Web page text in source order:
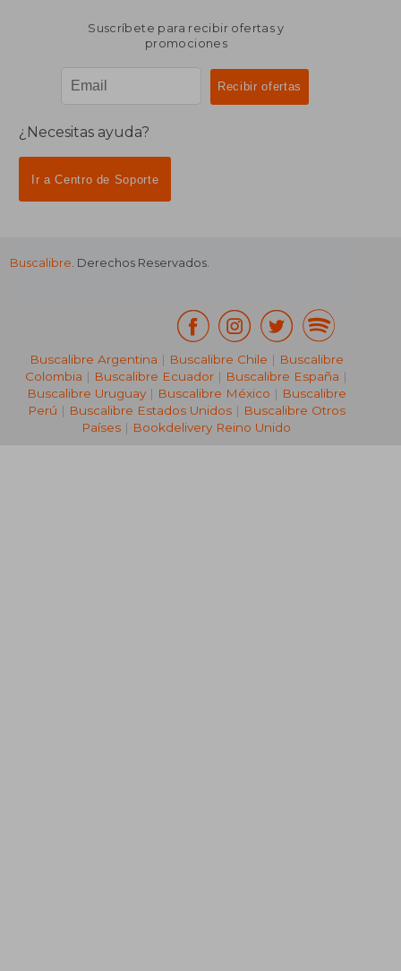
Suscríbete para recibir ofertas y
promociones
¿Necesitas ayuda?
Ir a Centro de Soporte
Buscalibre. Derechos Reservados.
Buscalibre Argentina | Buscalibre Chile | Buscalibre
Colombia | Buscalibre Ecuador | Buscalibre España |
Buscalibre Uruguay| Buscalibre México | Buscalibre
Perú | Buscalibre Estados Unidos| Buscalibre Otros
Países | Bookdelivery Reino Unido